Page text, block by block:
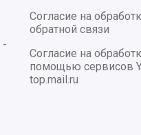
-
Согласие на
обратной связи
Согласие на
помощью сервисов
top.mail.ru